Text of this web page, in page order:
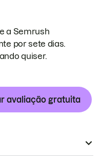
a Semrush
por sete dias.
quiser.
avaliação gratuita